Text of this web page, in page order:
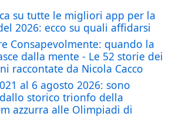
su tutte le migliori app per la
2026: ecco su quali affidarsi
Consapevolmente: quando la
dalla mente - Le 52 storie dei
raccontate da Nicola Cacco
al 6 agosto 2026: sono
storico trionfo della
azzurra alle Olimpiadi di